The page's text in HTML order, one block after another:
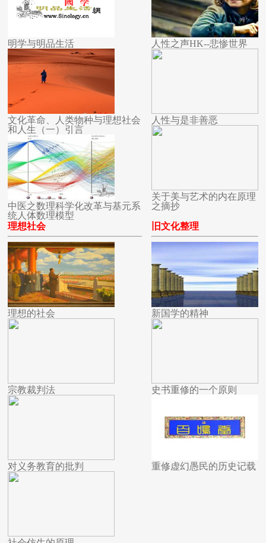
明学与明品生活
文化革命、人类物种与理想社会
和人生（一）引言
中医之数理科学化改革与基元系
统人体数理模型
人性之声HK--悲惨世界
人性与是非善恶
关于美与艺术的内在原理
之摘抄
理想社会
理想的社会
宗教裁判法
对义务教育的批判
旧文化整理
新国学的精神
史书重修的一个原则
重修虚幻愚民的历史记载